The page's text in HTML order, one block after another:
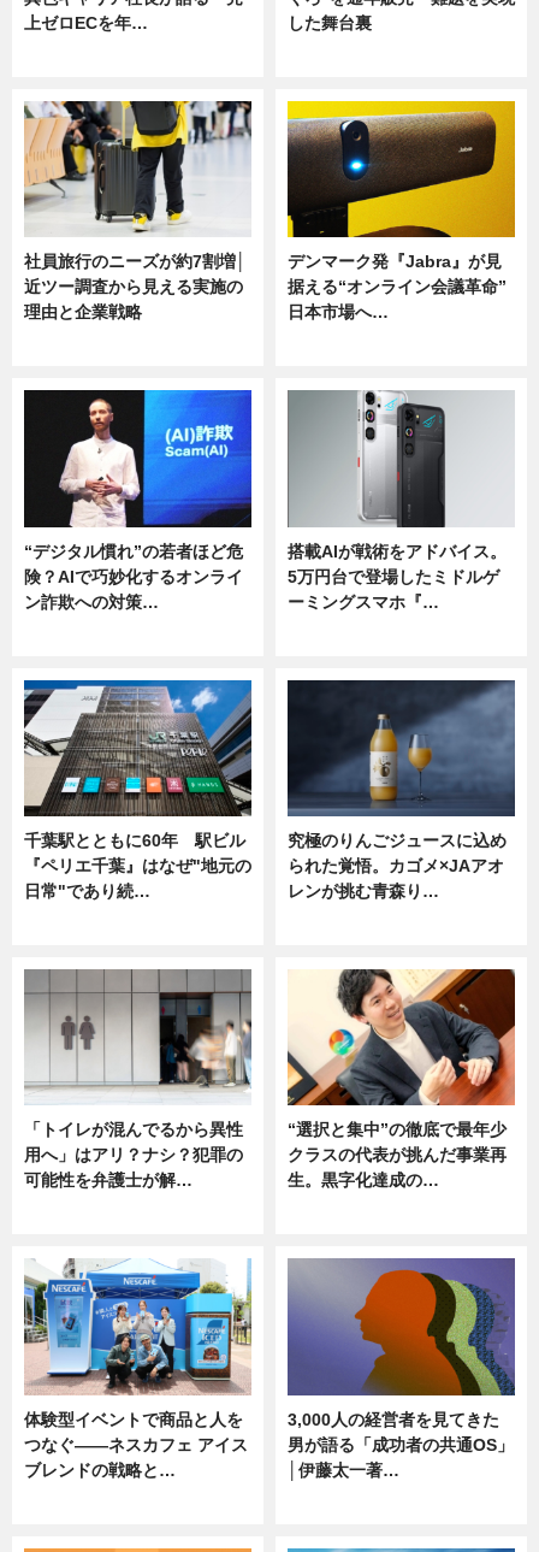
上ゼロECを年…
した舞台裏
社員旅行のニーズが約7割増│
近ツー調査から見える実施の
理由と企業戦略
デンマーク発『Jabra』が見
据える“オンライン会議革命”
日本市場へ…
“デジタル慣れ”の若者ほど危
険？AIで巧妙化するオンライ
ン詐欺への対策…
搭載AIが戦術をアドバイス。
5万円台で登場したミドルゲ
ーミングスマホ『…
千葉駅とともに60年 駅ビル
『ペリエ千葉』はなぜ"地元の
日常"であり続…
究極のりんごジュースに込め
られた覚悟。カゴメ×JAアオ
レンが挑む青森り…
「トイレが混んでるから異性
用へ」はアリ？ナシ？犯罪の
可能性を弁護士が解…
“選択と集中”の徹底で最年少
クラスの代表が挑んだ事業再
生。黒字化達成の…
体験型イベントで商品と人を
つなぐ――ネスカフェ アイス
ブレンドの戦略と…
3,000人の経営者を見てきた
男が語る「成功者の共通OS」
│伊藤太一著…